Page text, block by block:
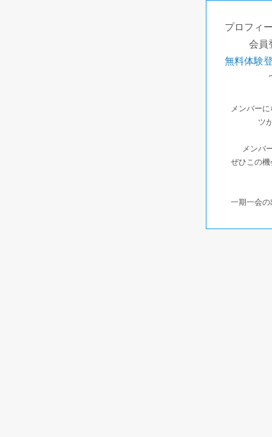
プロフィ
会員
無料体験
メンバー
ツ
メンバ
ぜひこの
一期一会